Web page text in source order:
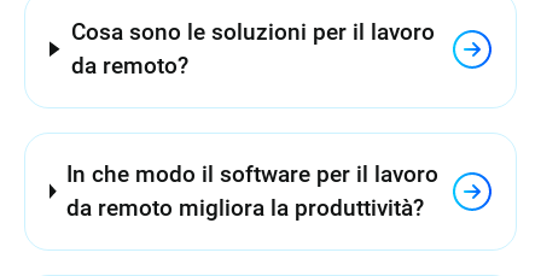
Cosa sono le soluzioni per il lavoro
da remoto?
In che modo il software per il lavoro
da remoto migliora la produttività?